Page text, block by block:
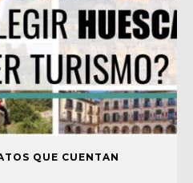
QUE CUENTAN